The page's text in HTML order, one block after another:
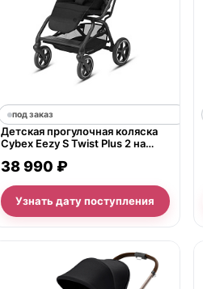
под заказ
Детская прогулочная коляска
Cybex Eezy S Twist Plus 2 на
38 990 ₽
Узнать дату поступления